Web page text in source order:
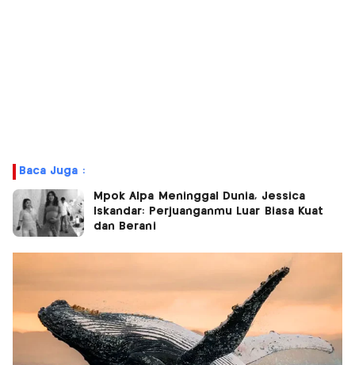
Baca Juga :
Mpok Alpa Meninggal Dunia, Jessica
Iskandar: Perjuanganmu Luar Biasa Kuat
dan Berani